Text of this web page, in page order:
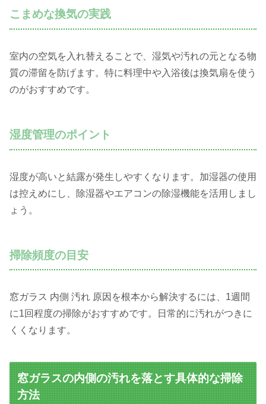
こまめな換気の実践
室内の空気を入れ替えることで、湿気や汚れの元となる物
質の滞留を防げます。特に料理中や入浴後は換気扇を使う
のがおすすめです。
湿度管理のポイント
湿度が高いと結露が発生しやすくなります。加湿器の使用
は控えめにし、除湿器やエアコンの除湿機能を活用しまし
ょう。
掃除頻度の目安
窓ガラス 内側 汚れ 原因を根本から解決するには、1週間
に1回程度の掃除がおすすめです。日常的に汚れがつきに
くくなります。
窓ガラスの内側の汚れを落とす具体的な掃除
方法